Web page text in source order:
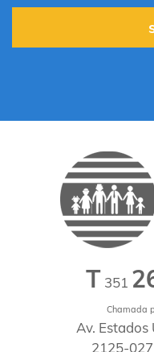
T 351
Chamada
Av. Estados
2125-